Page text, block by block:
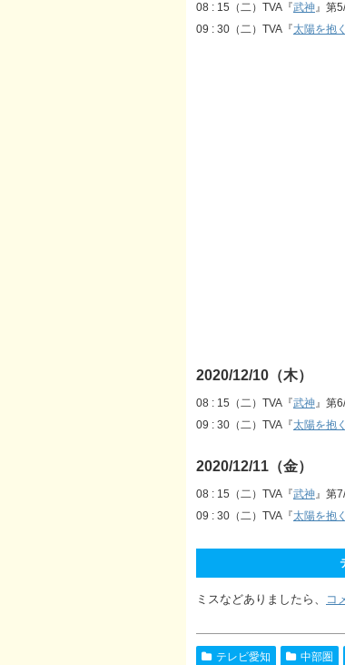
08 : 15（二）TVA『武神』第
09 : 30（二）TVA『太陽を抱
2020/12/10（木）
08 : 15（二）TVA『武神』第
09 : 30（二）TVA『太陽を抱
2020/12/11（金）
08 : 15（二）TVA『武神』第
09 : 30（二）TVA『太陽を抱
ミスなどありましたら、 コ
テレビ愛知 中部圏